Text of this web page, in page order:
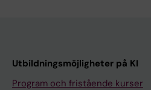
Utbildningsmöjligheter på KI
Program och fristående kurser